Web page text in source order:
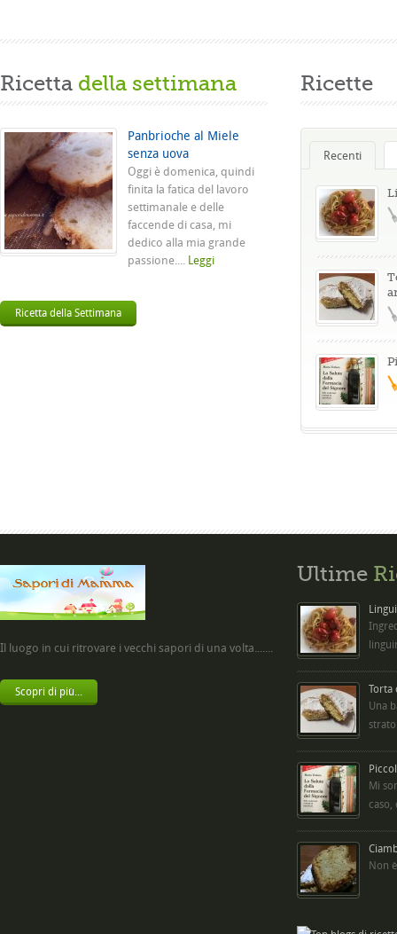
Ricetta della settimana
Panbrioche al Miele
senza uova
Oggi è domenica, quindi
finita la fatica del lavoro
settimanale e delle
faccende di casa, mi
dedico alla mia grande
passione.... Leggi
Ricetta della Settimana
Ricette
Recenti
Il luogo in cui ritrovare i vecchi sapori di una volta.......
Scopri di più...
Ultime
Torta
Una
Mi
caso,
Non